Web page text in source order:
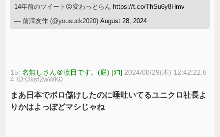
14年前のツイート😜変わっとらん https://t.co/ThSu6y8Hmv
— 前澤友作 (@yousuck2020)August 28, 2024
15:名無しさん＠涙目です。(庭) [ﾇｺ] 2024/08/29(木) 12:42:22.6
4 ID:Oksf2wWK0
まあ日本でボロ儲けしたのに唾吐いてるユニクロ社長よ
りかはよっぽどマシじゃね